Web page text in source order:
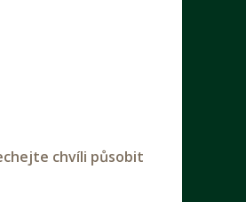
chvíli působit